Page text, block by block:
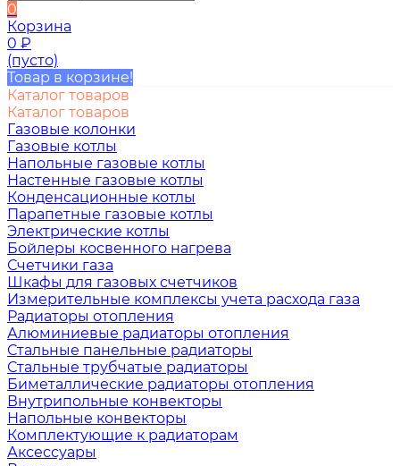
0
Корзина
0 ₽
(пусто)
Товар в корзине!
Каталог товаров
Каталог товаров
Газовые колонки
Газовые котлы
Напольные газовые котлы
Настенные газовые котлы
Конденсационные котлы
Парапетные газовые котлы
Электрические котлы
Бойлеры косвенного нагрева
Счетчики газа
Шкафы для газовых счетчиков
Измерительные комплексы учета расхода газа
Радиаторы отопления
Алюминиевые радиаторы отопления
Стальные панельные радиаторы
Стальные трубчатые радиаторы
Биметаллические радиаторы отопления
Внутрипольные конвекторы
Напольные конвекторы
Комплектующие к радиаторам
Аксессуары